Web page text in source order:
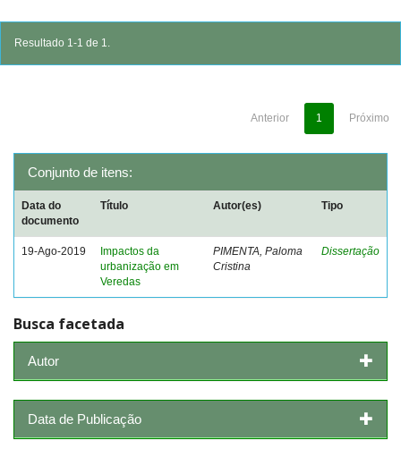
Resultado 1-1 de 1.
Anterior 1 Próximo
Conjunto de itens:
Data do
documento
Título Autor(es) Tipo
19-Ago-2019
Impactos da
urbanização em
Veredas
PIMENTA, Paloma
Cristina
Dissertação
Busca facetada
Autor
Data de Publicação